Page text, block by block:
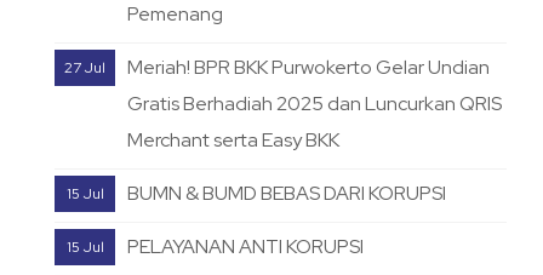
Pemenang
27 Jul
Meriah! BPR BKK Purwokerto Gelar Undian
Gratis Berhadiah 2025 dan Luncurkan QRIS
Merchant serta Easy BKK
15 Jul BUMN & BUMD BEBAS DARI KORUPSI
15 Jul PELAYANAN ANTI KORUPSI